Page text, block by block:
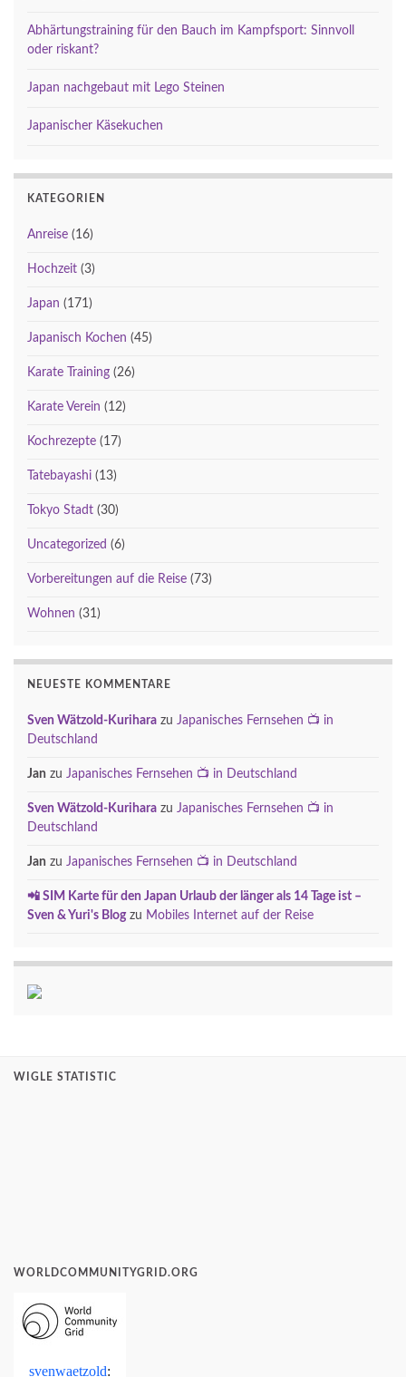
Abhärtungstraining für den Bauch im Kampfsport: Sinnvoll
oder riskant?
Japan nachgebaut mit Lego Steinen
Japanischer Käsekuchen
KATEGORIEN
Anreise (16)
Hochzeit (3)
Japan (171)
Japanisch Kochen (45)
Karate Training (26)
Karate Verein (12)
Kochrezepte (17)
Tatebayashi (13)
Tokyo Stadt (30)
Uncategorized (6)
Vorbereitungen auf die Reise (73)
Wohnen (31)
NEUESTE KOMMENTARE
Sven Wätzold-Kurihara zu Japanisches Fernsehen 📺 in
Deutschland
Jan zu Japanisches Fernsehen 📺 in Deutschland
Sven Wätzold-Kurihara zu Japanisches Fernsehen 📺 in
Deutschland
Jan zu Japanisches Fernsehen 📺 in Deutschland
📲 SIM Karte für den Japan Urlaub der länger als 14 Tage ist –
Sven & Yuri's Blogzu Mobiles Internet auf der Reise
WIGLE STATISTIC
WORLDCOMMUNITYGRID.ORG